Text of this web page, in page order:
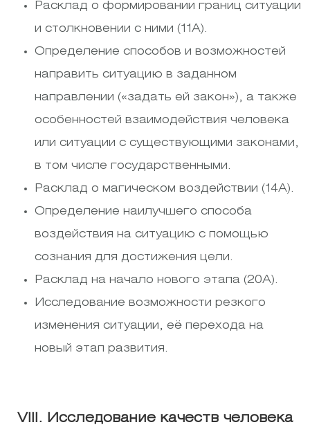
Расклад о формировании границ ситуации
и столкновении с ними (11А).
Определение способов и возможностей
направить ситуацию в заданном
направлении («задать ей закон»), а также
особенностей взаимодействия человека
или ситуации с существующими законами,
в том числе государственными.
Расклад о магическом воздействии (14А).
Определение наилучшего способа
воздействия на ситуацию с помощью
сознания для достижения цели.
Расклад на начало нового этапа (20А).
Исследование возможности резкого
изменения ситуации, её перехода на
новый этап развития.
VIII. Исследование качеств человека